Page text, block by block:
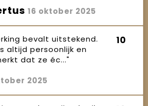
16 oktober 2025
bevalt uitstekend.
altijd persoonlijk en
dat ze éc..."
10
2025